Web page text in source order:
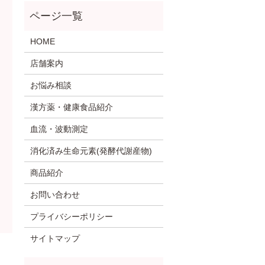
HOME
店舗案内
お悩み相談
漢方薬・健康食品紹介
血流・波動測定
消化済み生命元素(発酵代謝産物)
商品紹介
お問い合わせ
プライバシーポリシー
サイトマップ